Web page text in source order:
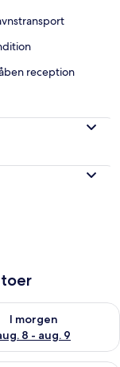
reception
8
I morgen
8 - aug. 9
for i